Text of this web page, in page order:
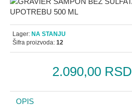
2.090,00 RSD
Lager: NA STANJU
Šifra proizvoda: 12
OPIS